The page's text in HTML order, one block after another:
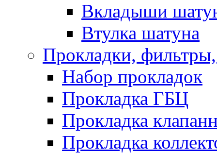
Вкладыши
Втулка шатуна
Прокладки,
Набор прокладок
Прокладка ГБЦ
Прокладка
Прокладка